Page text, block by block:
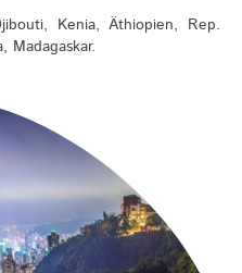
Kenia, Äthiopien, Rep.
Madagaskar.